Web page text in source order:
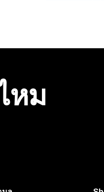
หม